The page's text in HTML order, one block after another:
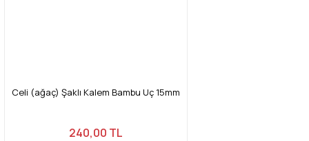
Celi (ağaç) Şaklı Kalem Bambu Uç 15mm
240,00 TL